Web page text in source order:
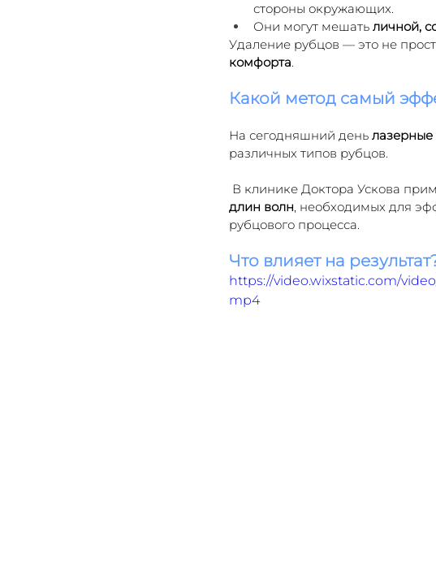
стороны окружающих.
Они могут мешать личной,
Удаление рубцов — это не
комфорта.
Какой метод самый
На сегодняшний день лазерные
различных типов рубцов.
В клинике Доктора Ускова
длин волн, необходимых для
рубцового процесса.
Что влияет на
https://video.wixstatic.com/
mp4